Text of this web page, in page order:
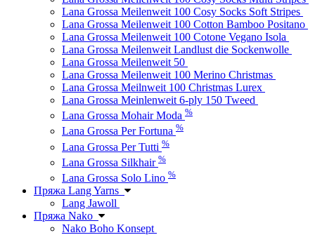
Lana Grossa Meilenweit 100 Cosy Socks Soft Stripes
Lana Grossa Meilenweit 100 Cotton Bamboo Positano
Lana Grossa Meilenweit 100 Cotone Vegano Isola
Lana Grossa Meilenweit Landlust die Sockenwolle
Lana Grossa Meilenweit 50
Lana Grossa Meilenweit 100 Merino Christmas
Lana Grossa Meilnweit 100 Christmas Lurex
Lana Grossa Meinlenweit 6-ply 150 Tweed
Lana Grossa Mohair Moda %
Lana Grossa Per Fortuna %
Lana Grossa Per Tutti %
Lana Grossa Silkhair %
Lana Grossa Solo Lino %
Пряжа Lang Yarns
Lang Jawoll
Пряжа Nako
Nako Boho Konsept